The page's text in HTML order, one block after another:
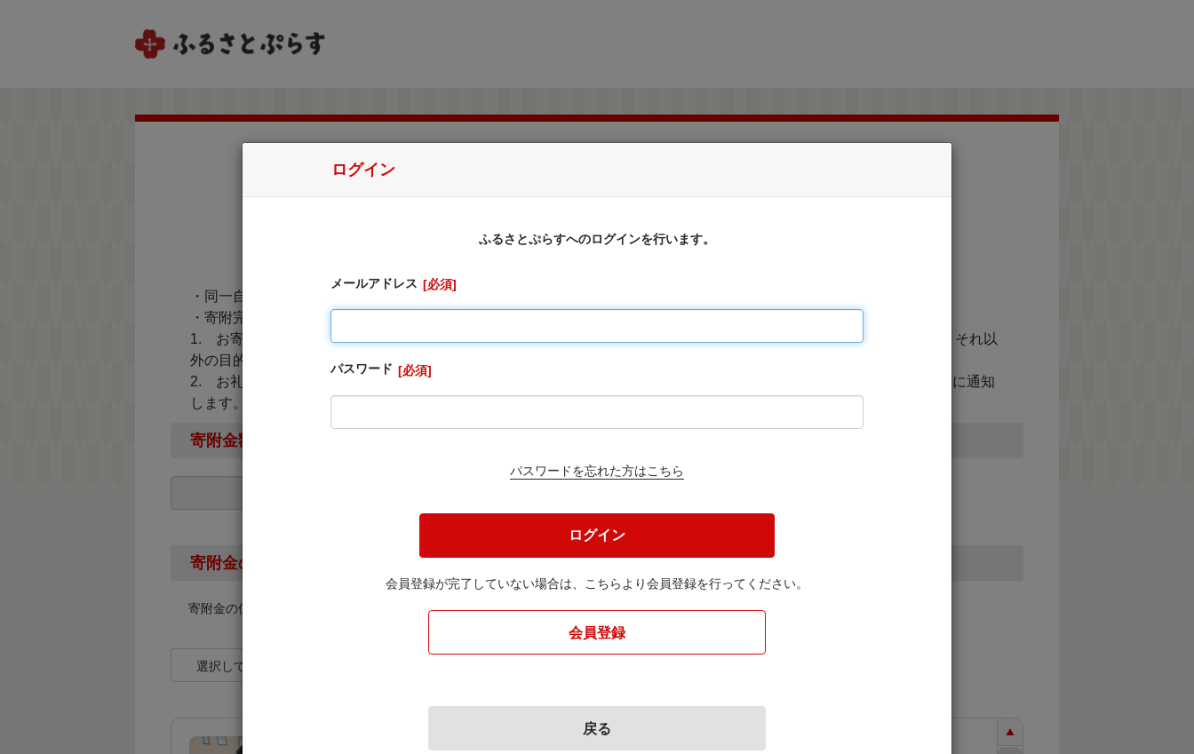
ふるさと納税のお申込み
・同一自治体内の方からの寄附に対しては、お礼の品をお送りすることはできませんのでご了承ください。
・寄附完了後のキャンセルは一切受け付けておりません。
1. お寄せ頂いた個人情報は、寄附申込先の自治体が寄附金の受付及び入金に係る確認・連絡等に利用するものであり、それ以
外の目的で使用するものではありません。
2. お礼の品の確認及び送付等を行うため「申込者情報」及び「寄附情報」等を本事業を連携して実施する株式会社JTBに通知
します。
寄附金額
寄附金の使い道
寄附金の使い道を下記より選択してください。
選択してください
子どもたちの健全な育成、子育て支援及び安心安全なまちづくりに資する事業
ログイン
ふるさとぷらすへのログインを行います。
メールアドレス 必須
パスワード 必須
パスワードを忘れた方はこちら
ログイン
会員登録が完了していない場合は、 こちらより会員登録を行ってください。
会員登録
戻る